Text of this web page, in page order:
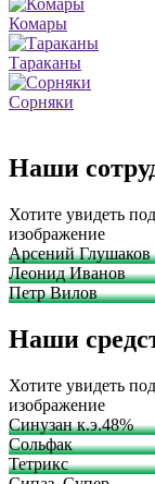
Комары
Тараканы
Сорняки
Наши
Хотите увидеть
изображение
Арсений Глушаков
Леонид Иванов
Петр Вилов
Наши
Хотите увидеть
изображение
Синузан к.э.48%
Сольфак
Тетрикс